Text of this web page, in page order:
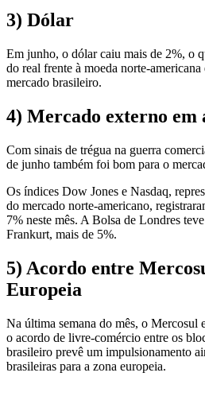
3) Dólar
Em junho, o dólar caiu mais de 2%, o
do real frente à moeda norte-
mercado brasileiro.
4) Mercado externo em
Com sinais de trégua na guerra
de junho também foi bom para o
Os índices Dow Jones e Nasdaq,
do mercado norte-americano,
7% neste mês. A Bolsa de Londres
Frankurt, mais de 5%.
5) Acordo entre
Europeia
Na última semana do mês, o Mercosul
o acordo de livre-comércio entre os
brasileiro prevê um impulsionamento
brasileiras para a zona europeia.